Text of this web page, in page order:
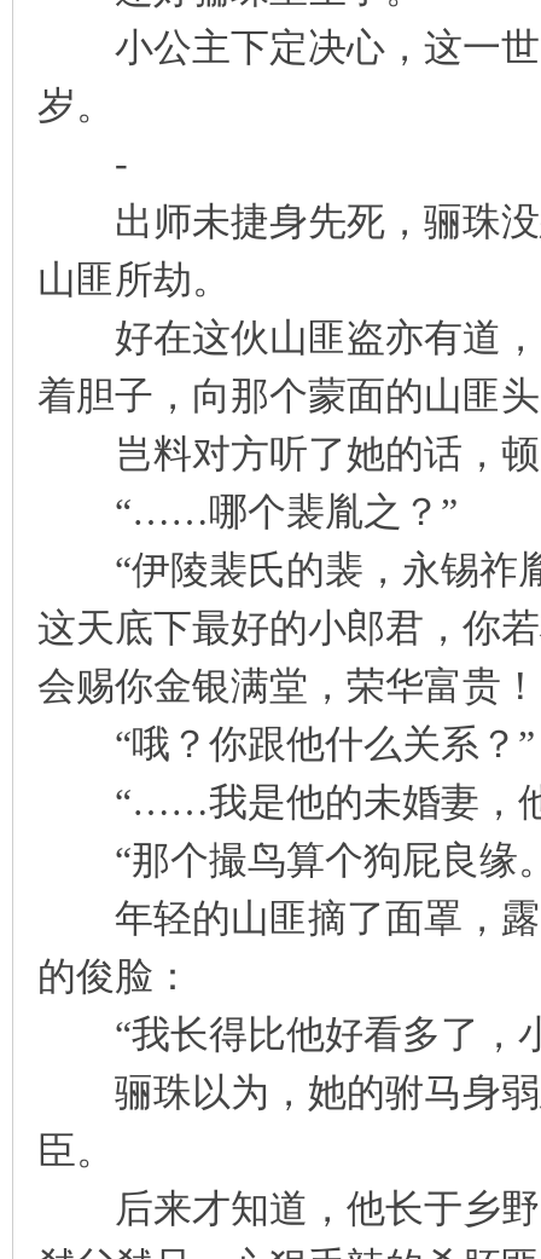
小公主下定决心，这一世
岁。
-
出师未捷身先死，骊珠没
山匪所劫。
好在这伙山匪盗亦有道，
着胆子，向那个蒙面的山匪
岂料对方听了她的话，顿
“……哪个裴胤之？”
“伊陵裴氏的裴，永锡祚
这天底下最好的小郎君，你
会赐你金银满堂，荣华富贵
“哦？你跟他什么关系？”
“……我是他的未婚妻，他
“那个撮鸟算个狗屁良缘
年轻的山匪摘了面罩，露
的俊脸：
“我长得比他好看多了，
骊珠以为，她的驸马身弱
臣。
后来才知道，他长于乡野